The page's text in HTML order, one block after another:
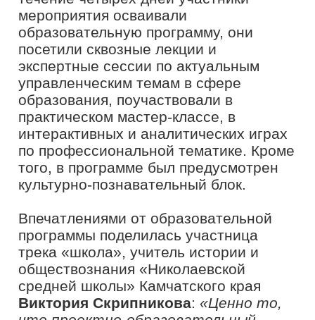
средней школы» Камчатского края
Виктория Скрипникова:«Ценно то,
что проектно-образовательный
интенсив позволил взглянуть на
важные ситуации с разных сторон,
поскольку в нем участвуют
различные представители
образовательной сферы–учителя,
администрация школ и
муниципальные управленцы. Мы
говорим об одной проблеме, но с
разных сторон, что помогает
выработать эффективные решения.
Работая в межрегиональных группах,
мы видим разные точки зрения и
опробованы нашими коллегами из
других уголков страны. Такой обмен
опытом позволяет научиться чему-
то новому. Также хочу отметить
спикеров мероприятия, которые
показали большой профессионализм.
Выражаю им благодарность за
возможность задать важные для нас